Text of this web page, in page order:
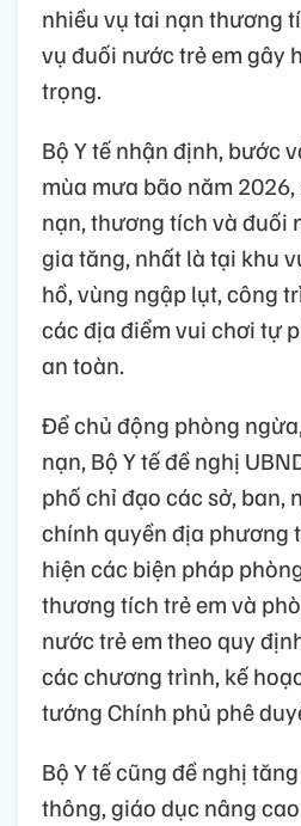
nhiều vụ tai nạn thương
vụ đuối nước trẻ em gây
trọng.
Bộ Y tế nhận định, bước
mùa mưa bão năm
nạn, thương tích và đuối
gia tăng, nhất là tại khu
hồ, vùng ngập lụt, công
các địa điểm vui chơi tự
an toàn.
Để chủ động phòng
nạn, Bộ Y tế đề nghị
phố chỉ đạo các sở, ban,
chính quyền địa phương
hiện các biện pháp
thương tích trẻ em và
nước trẻ em theo quy
các chương trình, kế
tướng Chính phủ phê
Bộ Y tế cũng đề nghị
thông, giáo dục nâng